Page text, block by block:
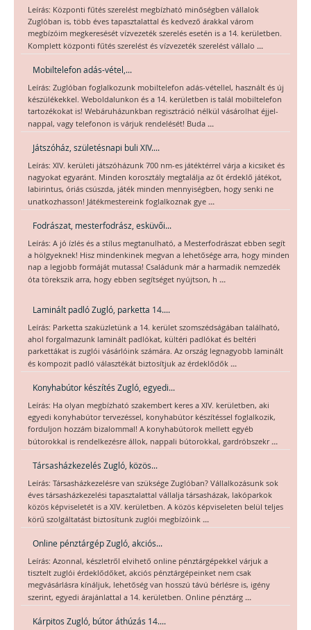
Leírás: Központi fűtés szerelést megbízható minőségben vállalok
Zuglóban is, több éves tapasztalattal és kedvező árakkal várom
megbízóim megkeresését vízvezeték szerelés esetén is a 14. kerületben.
Komplett központi fűtés szerelést és vízvezeték szerelést vállalo ...
Mobiltelefon adás-vétel,...
Leírás: Zuglóban foglalkozunk mobiltelefon adás-vétellel, használt és új
készülékekkel. Weboldalunkon és a 14. kerületben is talál mobiltelefon
tartozékokat is! Webáruházunkban regisztráció nélkül vásárolhat éjjel-
nappal, vagy telefonon is várjuk rendelését! Buda ...
Játszóház, születésnapi buli XIV....
Leírás: XIV. kerületi játszóházunk 700 nm-es játéktérrel várja a kicsiket és
nagyokat egyaránt. Minden korosztály megtalálja az őt érdeklő játékot,
labirintus, óriás csúszda, játék minden mennyiségben, hogy senki ne
unatkozhasson! Játékmestereink foglalkoznak gye ...
Fodrászat, mesterfodrász, esküvői...
Leírás: A jó ízlés és a stílus megtanulható, a Mesterfodrászat ebben segít
a hölgyeknek! Hisz mindenkinek megvan a lehetősége arra, hogy minden
nap a legjobb formáját mutassa! Családunk már a harmadik nemzedék
óta törekszik arra, hogy ebben segítséget nyújtson, h ...
Laminált padló Zugló, parketta 14....
Leírás: Parketta szaküzletünk a 14. kerület szomszédságában található,
ahol forgalmazunk laminált padlókat, kültéri padlókat és beltéri
parkettákat is zuglói vásárlóink számára. Az ország legnagyobb laminált
és kompozit padló választékát biztosítjuk az érdeklődők ...
Konyhabútor készítés Zugló, egyedi...
Leírás: Ha olyan megbízható szakembert keres a XIV. kerületben, aki
egyedi konyhabútor tervezéssel, konyhabútor készítéssel foglalkozik,
forduljon hozzám bizalommal! A konyhabútorok mellett egyéb
bútorokkal is rendelkezésre állok, nappali bútorokkal, gardróbszekr ...
Társasházkezelés Zugló, közös...
Leírás: Társasházkezelésre van szüksége Zuglóban? Vállalkozásunk sok
éves társasházkezelési tapasztalattal vállalja társasházak, lakóparkok
közös képviseletét is a XIV. kerületben. A közös képviseleten belül teljes
körű szolgáltatást biztosítunk zuglói megbízóink ...
Online pénztárgép Zugló, akciós...
Leírás: Azonnal, készletről elvihető online pénztárgépekkel várjuk a
tisztelt zuglói érdeklődőket, akciós pénztárgépeinket nem csak
megvásárlásra kínáljuk, lehetőség van hosszú távú bérlésre is, igény
szerint, egyedi árajánlattal a 14. kerületben. Online pénztárg ...
Kárpitos Zugló, bútor áthúzás 14....